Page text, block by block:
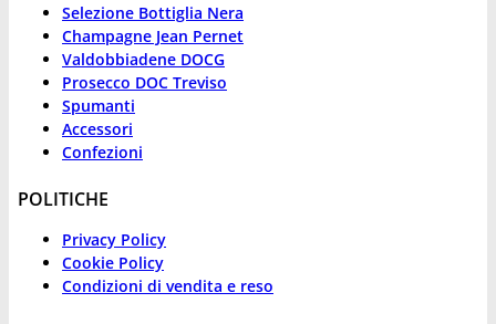
Selezione Bottiglia Nera
Champagne Jean Pernet
Valdobbiadene DOCG
Prosecco DOC Treviso
Spumanti
Accessori
Confezioni
POLITICHE
Privacy Policy
Cookie Policy
Condizioni di vendita e reso